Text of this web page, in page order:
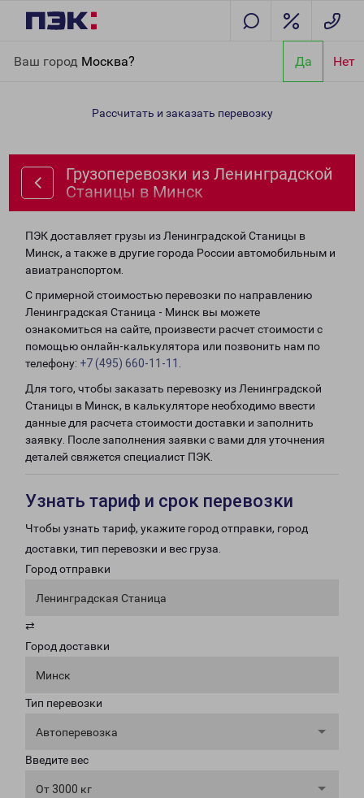
Ваш город Москва? Да Нет
Станицы в Минск
Рассчитать и заказать перевозку
Грузоперевозки из Ленинградской
Станицы в Минск
ПЭК доставляет грузы из Ленинградской Станицы в
Минск, а также в другие города России автомобильным и
авиатранспортом.
С примерной стоимостью перевозки по направлению
Ленинградская Станица - Минск вы можете
ознакомиться на сайте, произвести расчет стоимости с
помощью онлайн-калькулятора или позвонить нам по
телефону: +7 (495) 660-11-11
Для того, чтобы заказать перевозку из Ленинградской
Станицы в Минск, в калькуляторе необходимо ввести
данные для расчета стоимости доставки и заполнить
заявку. После заполнения заявки с вами для уточнения
деталей свяжется специалист ПЭК.
Узнать тариф и срок перевозки
Чтобы узнать тариф, укажите город отправки, город
доставки, тип перевозки и вес груза.
Город отправки
Ленинградская Станица
⇄
Город доставки
Минск
Тип перевозки
Автоперевозка
Введите вес
От 3000 кг